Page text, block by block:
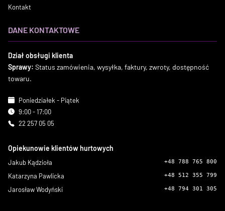
Kontakt
DANE KONTAKTOWE
Dział obsługi klienta
Sprawy: Status zamówienia, wysyłka, faktury, zwroty, dostępność
towaru.
Poniedziałek - Piątek
9:00 - 17:00
22 257 05 05
Opiekunowie klientów hurtowych
Jakub Kądzioła +48 788 765 800
Katarzyna Pawlicka +48 512 355 799
Jarosław Wodyński +48 794 301 305